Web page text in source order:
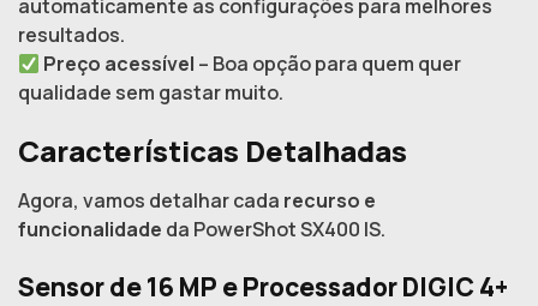
automaticamente as configurações para melhores
resultados.
Preço acessível – Boa opção para quem quer
qualidade sem gastar muito.
Características Detalhadas
Agora, vamos detalhar cada recurso e
funcionalidade da PowerShot SX400 IS.
Sensor de 16 MP e Processador DIGIC 4+